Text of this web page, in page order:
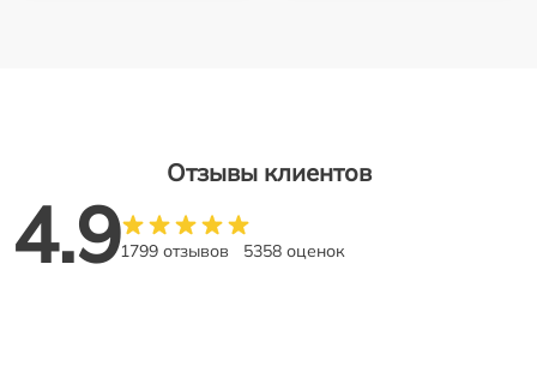
Отзывы клиентов
4.91799 отзывов 5358 оценок